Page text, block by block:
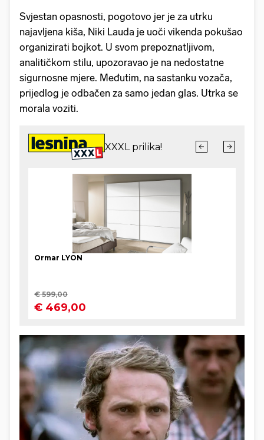
Svjestan opasnosti, pogotovo jer je za utrku
najavljena kiša, Niki Lauda je uoči vikenda pokušao
organizirati bojkot. U svom prepoznatljivom,
analitičkom stilu, upozoravao je na nedostatne
sigurnosne mjere. Međutim, na sastanku vozača,
prijedlog je odbačen za samo jedan glas. Utrka se
morala voziti.